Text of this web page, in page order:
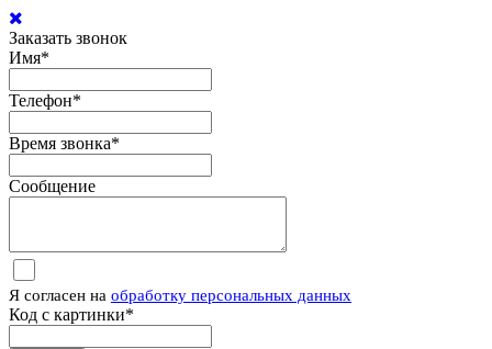
Заказать звонок
Имя*
Телефон*
Время звонка*
Сообщение
Я согласен на обработку персональных данных
Код с картинки*